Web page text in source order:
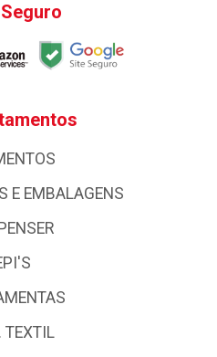
E EMBALAGENS
TEXTIL